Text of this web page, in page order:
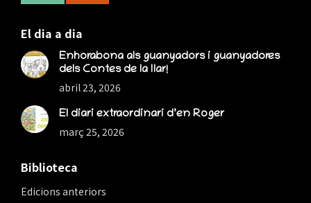
El dia a dia
Enhorabona als guanyadors i guanyadores
dels Contes de la llar!
abril 23, 2026
El diari extraordinari d’en Roger
març 25, 2026
Biblioteca
Edicions anteriors